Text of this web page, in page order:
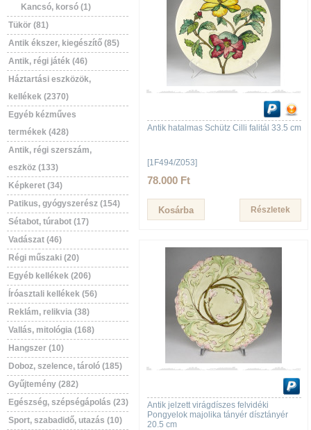
Kancsó, korsó (1)
Tükör (81)
Antik ékszer, kiegészítő (85)
Antik, régi játék (46)
Háztartási eszközök,
kellékek (2370)
Egyéb kézműves
termékek (428)
Antik, régi szerszám,
eszköz (133)
Képkeret (34)
Patikus, gyógyszerész (154)
Sétabot, túrabot (17)
Vadászat (46)
Régi műszaki (20)
Egyéb kellékek (206)
Íróasztali kellékek (56)
Reklám, relikvia (38)
Vallás, mitológia (168)
Hangszer (10)
Doboz, szelence, tároló (185)
Gyűjtemény (282)
Egészség, szépségápolás (23)
Sport, szabadidő, utazás (10)
Antik hatalmas Schütz Cilli falitál 33.5 cm
[1F494/Z053]
78.000 Ft
Részletek
Antik jelzett virágdíszes felvidéki
Pongyelok majolika tányér dísztányér
20.5 cm